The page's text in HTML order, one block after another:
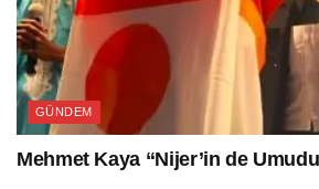
GÜNDEM
Mehmet Kaya “Nijer’in de